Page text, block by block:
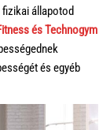
állapotod
és Technogym
és egyéb